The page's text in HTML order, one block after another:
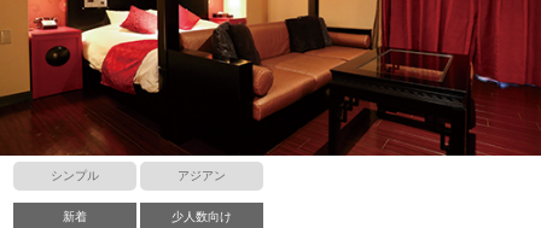
シンプル アジアン
新着 少人数向け